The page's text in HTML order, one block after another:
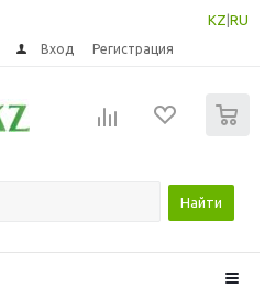
KZ RU
Вход Регистрация
Найти